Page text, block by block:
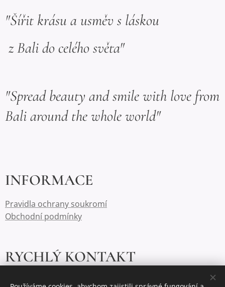
"Šířit krásu a usměv s láskou
z Bali do celého světa"
"Spread beauty and smile with love from
Bali around the whole world"
INFORMACE
Pravidla ochrany soukromí
Obchodní podmínky
RYCHLÝ KONTAKT
frangipanidesign@email.cz